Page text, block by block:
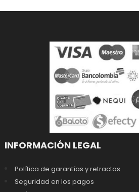
INFORMACIÓN LEGAL
Política de garantías y retractos
Seguridad en los pagos